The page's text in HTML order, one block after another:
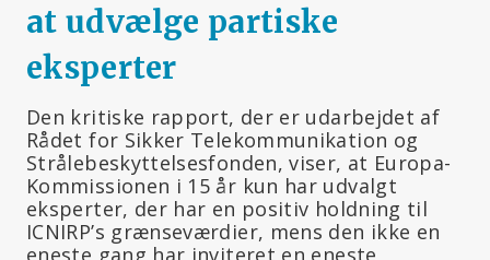
at udvælge partiske
eksperter
Den kritiske rapport, der er udarbejdet af
Rådet for Sikker Telekommunikation og
Strålebeskyttelsesfonden, viser, at Europa-
Kommissionen i 15 år kun har udvalgt
eksperter, der har en positiv holdning til
ICNIRP’s grænseværdier, mens den ikke en
eneste gang har inviteret en eneste